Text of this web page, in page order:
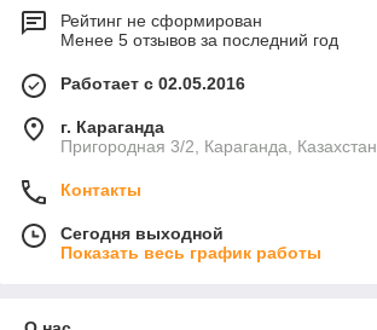
Рейтинг не сформирован
Менее 5 отзывов за последний год
Работает с 02.05.2016
г. Караганда
Пригородная 3/2, Караганда, Казахстан
Контакты
Сегодня выходной
Показать весь график работы